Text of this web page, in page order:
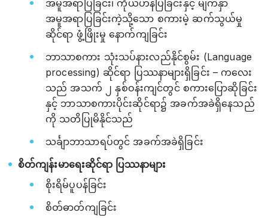
အမူအရာပြခြင်း၊ ကိုယ်ဟန်ပြခြင်းနှင့် မျက်နှာ
အမူအရာပြခြင်းကဲ့သို့သော စကားမဲ့ ဆက်သွယ်မှု
ဆိုင်ရာ ဖွံ့ဖြိုးမှု နောက်ကျခြင်း
ဘာသာစကား သုံးသပ်နားလည်နိုင်စွမ်း (Language
processing) ဆိုင်ရာ ပြဿနာများရှိခြင်း – ကလေး
သည် အသက် ၂ နှစ်ဝန်းကျင်တွင် စကားပြောဆိုခြင်း
နှင့် ဘာသာစကားပိုင်းဆိုင်ရာ၌ အခက်အခဲရှိနေသည်
ကို သတိပြုမိနိုင်သည်
သင်္ချာဘာသာရပ်တွင် အခက်အခဲရှိခြင်း
စိတ်ကျန်းမာရေးဆိုင်ရာ ပြဿနာများ
စိုးရိမ်ပူပန်ခြင်း
စိတ်ဓာတ်ကျခြင်း